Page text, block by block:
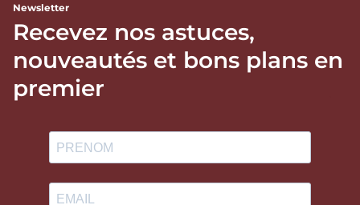
Newsletter
Recevez nos astuces,
nouveautés et bons plans en
premier